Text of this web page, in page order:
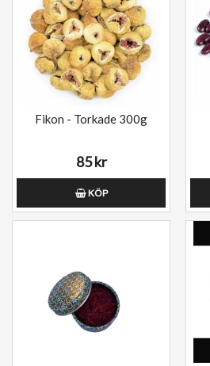
Fikon - Torkade 300g
85 kr
KÖP